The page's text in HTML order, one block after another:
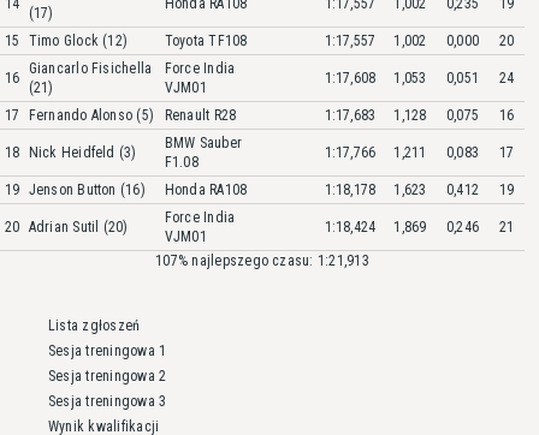
14
(17)
Honda RA108 1:17,557 1,002 0,235 19
15 Timo Glock (12) Toyota TF108 1:17,557 1,002 0,000 20
16
Giancarlo Fisichella
(21)
Force India
VJM01
1:17,608 1,053 0,051 24
17 Fernando Alonso (5) Renault R28 1:17,683 1,128 0,075 16
18 Nick Heidfeld (3)
BMW Sauber
F1.08
1:17,766 1,211 0,083 17
19 Jenson Button (16) Honda RA108 1:18,178 1,623 0,412 19
20 Adrian Sutil (20)
Force India
VJM01
1:18,424 1,869 0,246
21
107% najlepszego czasu: 1:21,913
Lista zgłoszeń
Sesja treningowa 1
Sesja treningowa 2
Sesja treningowa 3
Wynik kwalifikacji